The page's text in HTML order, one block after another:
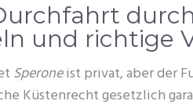
und richtige
Speroneist privat, aber der
Küstenrecht gesetzlich